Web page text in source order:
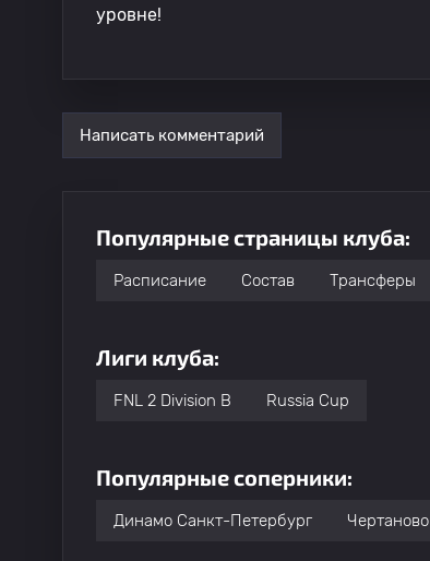
уровне!
Написать комментарий
Популярные страницы клуба:
Расписание Состав Трансферы
Лиги клуба:
FNL 2 Division B Russia Cup
Популярные соперники:
Динамо Санкт-Петербург Чертаново